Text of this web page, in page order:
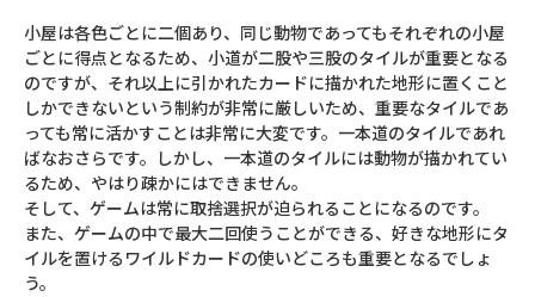
小屋は各色ごとに二個あり、同じ動物であってもそれぞれの小屋
ごとに得点となるため、小道が二股や三股のタイルが重要となる
のですが、それ以上に引かれたカードに描かれた地形に置くこと
しかできないという制約が非常に厳しいため、重要なタイルであ
っても常に活かすことは非常に大変です。一本道のタイルであれ
ばなおさらです。しかし、一本道のタイルには動物が描かれてい
るため、やはり疎かにはできません。
そして、ゲームは常に取捨選択が迫られることになるのです。
また、ゲームの中で最大二回使うことができる、好きな地形にタ
イルを置けるワイルドカードの使いどころも重要となるでしょ
う。